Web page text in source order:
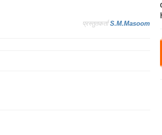
प्रस्तुतकर्ता S.M.Masoom